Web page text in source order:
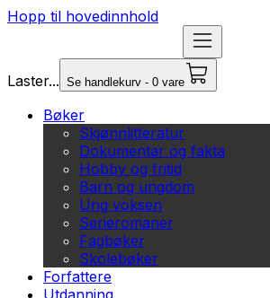
Hopp til hovedinnhold
Laster... Se handlekurv - 0 vare
Bøker
Skjønnlitteratur
Dokumentar og fakta
Hobby og fritid
Barn og ungdom
Ung voksen
Serieromaner
Fagbøker
Skolebøker
Forfattere
Utdanning